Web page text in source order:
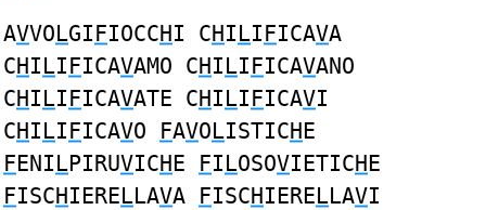
AVVOLGIFIOCCHI CHILIFICAVA
CHILIFICAVAMO CHILIFICAVANO
CHILIFICAVATE CHILIFICAVI
CHILIFICAVO FAVOLISTICHE
FENILPIRUVICHE FILOSOVIETICHE
FISCHIERELLAVA FISCHIERELLAVI